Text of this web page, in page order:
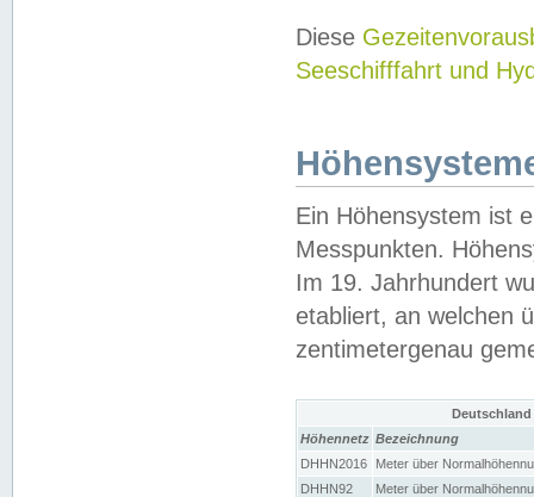
Diese
Seeschifffahrt und
Ein Höhensystem ist
Messpunkten.
Im 19. Jahrhundert
etabliert, an welchen
zentimetergenau
Höhennetz Bezeichnung
DHHN2016
Meter über
DHHN92
Meter über